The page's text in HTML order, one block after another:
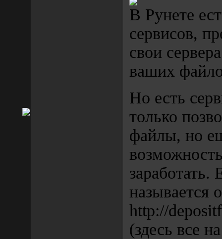
В Рунете
сервисов,
свои
ваших
Но есть
только
файлы, но
заработать.
называется
http://
(здесь все